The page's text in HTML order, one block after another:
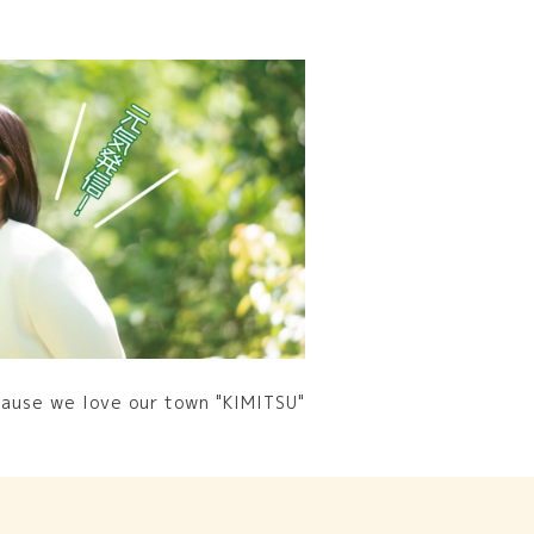
we love our town "KIMITSU"